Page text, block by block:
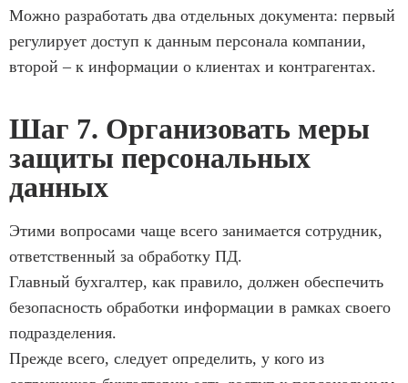
Можно разработать два отдельных документа: первый
регулирует доступ к данным персонала компании,
второй – к информации о клиентах и контрагентах.
Шаг 7. Организовать меры
защиты персональных
данных
Этими вопросами чаще всего занимается сотрудник,
ответственный за обработку ПД.
Главный бухгалтер, как правило, должен обеспечить
безопасность обработки информации в рамках своего
подразделения.
Прежде всего, следует определить, у кого из